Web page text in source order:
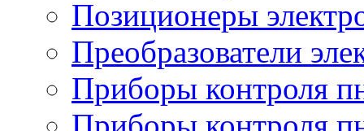
Позиционеры
Преобразователи
Приборы контроля